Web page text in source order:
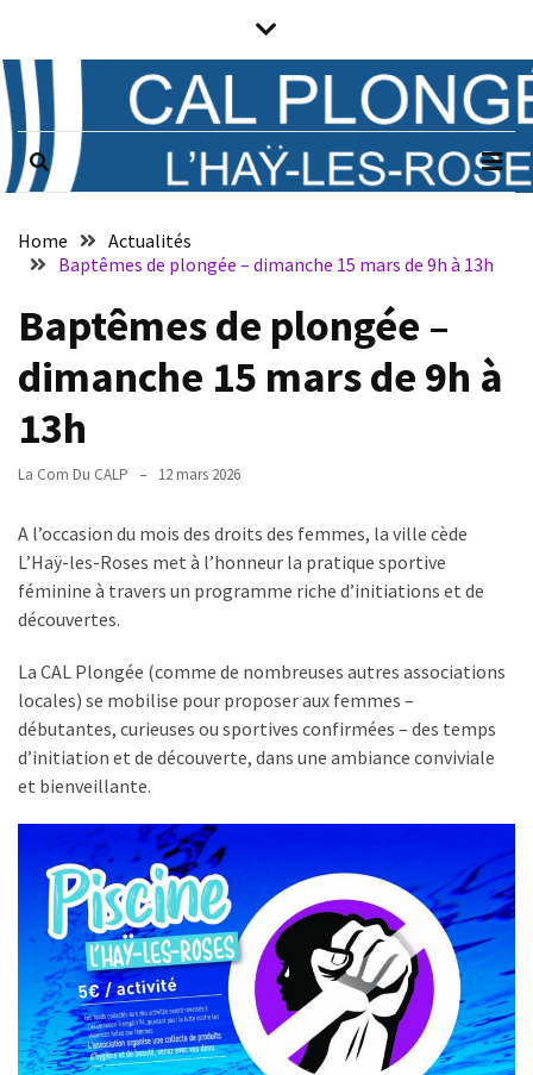
content
Prochains
évènements
Notice
Il n’y a pas
d’évènements
Horaires
Vendredi
nage
apnée
11h
12h30
nage
apnée
content
CAL PLONGÉE
Club associatif de plongée sous-
marine de L'Haÿ-les-Roses (94)
Home
Actualités
Baptêmes de plongée – dimanche 15 mars de 9h à 13h
Baptêmes de plongée –
dimanche 15 mars de 9h à
13h
La Com Du CALP 12 mars 2026
A l’occasion du mois des droits des femmes, la ville cède
L’Haÿ-les-Roses met à l’honneur la pratique sportive
féminine à travers un programme riche d’initiations et de
découvertes.
La CAL Plongée (comme de nombreuses autres associations
locales) se mobilise pour proposer aux femmes –
débutantes, curieuses ou sportives confirmées – des temps
d’initiation et de découverte, dans une ambiance conviviale
et bienveillante.